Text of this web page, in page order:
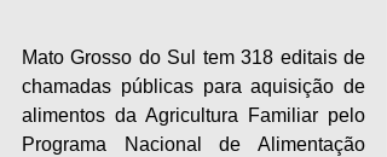
Mato Grosso do Sul tem 318 editais de
chamadas públicas para aquisição de
alimentos da Agricultura Familiar pelo
Programa Nacional de Alimentação